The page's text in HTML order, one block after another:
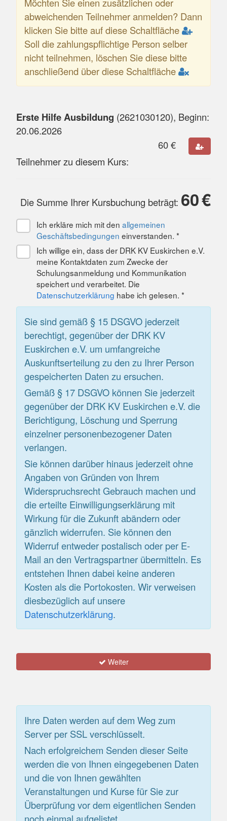
abweichenden Teilnehmer anmelden? Dann
klicken Sie bitte auf diese Schaltfläche
Soll die zahlungspflichtige Person selber
nicht teilnehmen, löschen Sie diese bitte
anschließend über diese Schaltfläche
Erste Hilfe Ausbildung (2621030120), Beginn:
20.06.2026
60€
Teilnehmer zu diesem Kurs:
Die Summe Ihrer Kursbuchung beträgt: 60€
Ich erkläre mich mit den allgemeinen
Geschäftsbedingungen einverstanden. *
Ich willige ein, dass der DRK KV Euskirchen e.V.
meine Kontaktdaten zum Zwecke der
Schulungsanmeldung und Kommunikation
speichert und verarbeitet. Die
Datenschutzerklärung habe ich gelesen. *
Sie sind gemäß § 15 DSGVO jederzeit
berechtigt, gegenüber der DRK KV
Euskirchen e.V. um umfangreiche
Auskunftserteilung zu den zu Ihrer Person
gespeicherten Daten zu ersuchen.
Gemäß § 17 DSGVO können Sie jederzeit
gegenüber der DRK KV Euskirchen e.V. die
Berichtigung, Löschung und Sperrung
einzelner personenbezogener Daten
verlangen.
Sie können darüber hinaus jederzeit ohne
Angaben von Gründen von Ihrem
Widerspruchsrecht Gebrauch machen und
die erteilte Einwilligungserklärung mit
Wirkung für die Zukunft abändern oder
gänzlich widerrufen. Sie können den
Widerruf entweder postalisch oder per E-
Mail an den Vertragspartner übermitteln. Es
entstehen Ihnen dabei keine anderen
Kosten als die Portokosten. Wir verweisen
diesbezüglich auf unsere
Datenschutzerklärung.
Weiter
Ihre Daten werden auf dem Weg zum
Server per SSL verschlüsselt.
Nach erfolgreichem Senden dieser Seite
werden die von Ihnen eingegebenen Daten
und die von Ihnen gewählten
Veranstaltungen und Kurse für Sie zur
Überprüfung vor dem eigentlichen Senden